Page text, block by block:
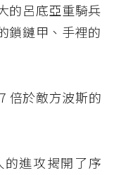
的呂底亞重騎兵
鎖鏈甲、手裡的
倍於敵方波斯的
的進攻揭開了序